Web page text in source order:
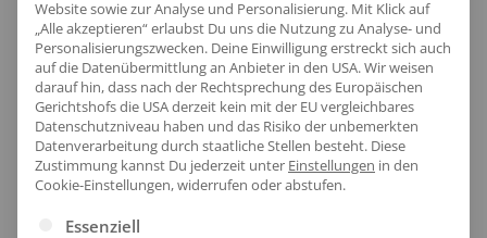
Website sowie zur Analyse und Personalisierung. Mit Klick auf
„Alle akzeptieren“ erlaubst Du uns die Nutzung zu Analyse- und
Personalisierungszwecken. Deine Einwilligung erstreckt sich auch
auf die Datenübermittlung an Anbieter in den USA. Wir weisen
darauf hin, dass nach der Rechtsprechung des Europäischen
Gerichtshofs die USA derzeit kein mit der EU vergleichbares
Datenschutzniveau haben und das Risiko der unbemerkten
Datenverarbeitung durch staatliche Stellen besteht. Diese
Zustimmung kannst Du jederzeit unter Einstellungen in den
Cookie-Einstellungen, widerrufen oder abstufen.
Es folgt eine Liste der Service-Gruppen, für die eine
Essenziell